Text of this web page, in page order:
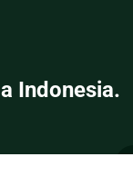
Indonesia.